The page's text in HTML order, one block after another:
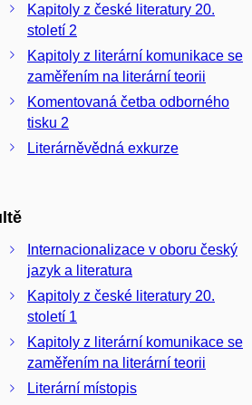
Kapitoly z české literatury 20.
století 2
Kapitoly z literární komunikace se
zaměřením na literární teorii
Komentovaná četba odborného
tisku 2
Literárněvědná exkurze
Internacionalizace v oboru český
jazyk a literatura
Kapitoly z české literatury 20.
století 1
Kapitoly z literární komunikace se
zaměřením na literární teorii
Literární místopis